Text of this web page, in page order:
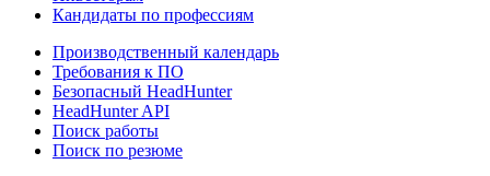
Кандидаты по профессиям
Производственный календарь
Требования к ПО
Безопасный HeadHunter
HeadHunter API
Поиск работы
Поиск по резюме